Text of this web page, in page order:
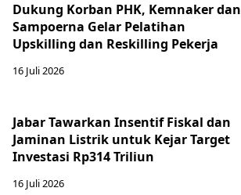
Dukung Korban PHK, Kemnaker dan
Sampoerna Gelar Pelatihan
Upskilling dan Reskilling Pekerja
16 Juli 2026
Jabar Tawarkan Insentif Fiskal dan
Jaminan Listrik untuk Kejar Target
Investasi Rp314 Triliun
16 Juli 2026